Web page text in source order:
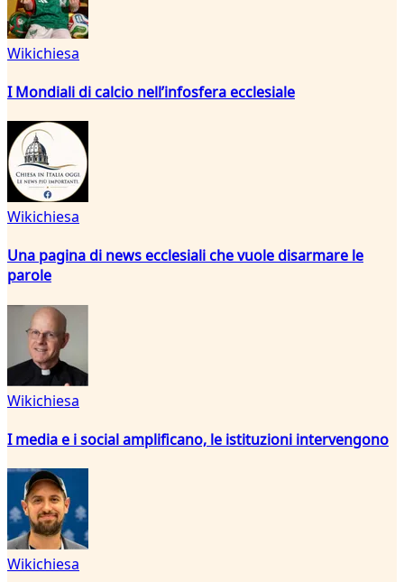
Wikichiesa
I Mondiali di calcio nell’infosfera ecclesiale
Wikichiesa
Una pagina di news ecclesiali che vuole disarmare le
parole
Wikichiesa
I media e i social amplificano, le istituzioni intervengono
Wikichiesa